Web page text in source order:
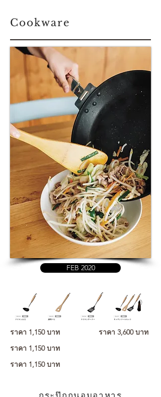
Cookware
FEB 2020
ราคา 1,150 บาท
ราคา 3,600 บาท
ราคา 1,150 บาท
ราคา 1,150 บาท